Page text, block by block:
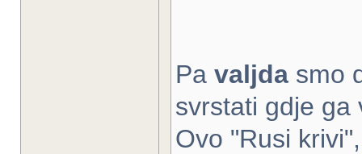
Pa valjda smo
svrstati gdje ga
Ovo "Rusi